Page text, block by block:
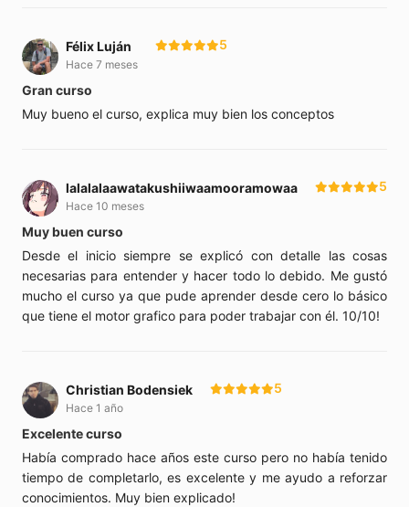
Félix Luján
Hace 7 meses
5
Gran curso
Muy bueno el curso, explica muy bien los conceptos
lalalalaawatakushiiwaamooramowaa
Hace 10 meses
5
Muy buen curso
Desde el inicio siempre se explicó con detalle las cosas
necesarias para entender y hacer todo lo debido. Me gustó
mucho el curso ya que pude aprender desde cero lo básico
que tiene el motor grafico para poder trabajar con él. 10/10!
Christian Bodensiek
Hace 1 año
5
Excelente curso
Había comprado hace años este curso pero no había tenido
tiempo de completarlo, es excelente y me ayudo a reforzar
conocimientos. Muy bien explicado!